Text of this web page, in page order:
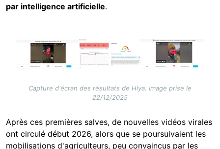
par intelligence artificielle.
Capture d'écran des résultats de Hiya. Image prise le
22/12/2025
Après ces premières salves, de nouvelles vidéos virales
ont circulé début 2026, alors que se poursuivaient les
mobilisations d'agriculteurs, peu convaincus par les